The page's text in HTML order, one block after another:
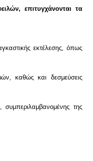
επιτυγχάνονται τα
εκτέλεσης, όπως
καθώς και δεσμεύσεις
συμπεριλαμβανομένης της